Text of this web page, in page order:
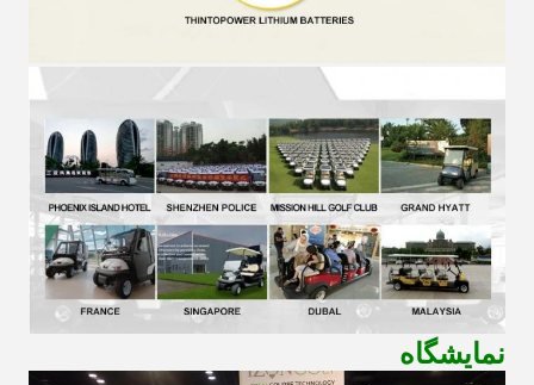
نمایشگاه